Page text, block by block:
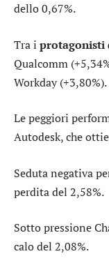
dello 0,67%.
Tra i protagonisti
Qualcomm
Workday(+3,80%).
Le peggiori
Autodesk, che
Seduta negativa
perdita del 2,58%.
Sotto pressione
calo del 2,08%.